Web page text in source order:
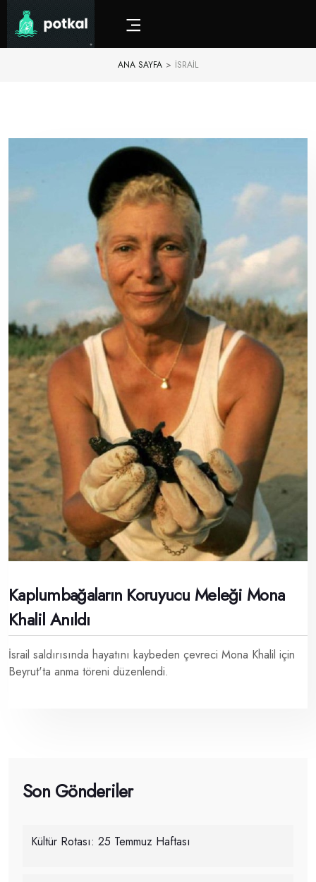
ANA SAYFA > ISRAIL
Kaplumbağaların Koruyucu Meleği Mona
Khalil Anıldı
İsrail saldırısında hayatını kaybeden çevreci Mona Khalil için
Beyrut'ta anma töreni düzenlendi.
Son Gönderiler
Kültür Rotası: 25 Temmuz Haftası